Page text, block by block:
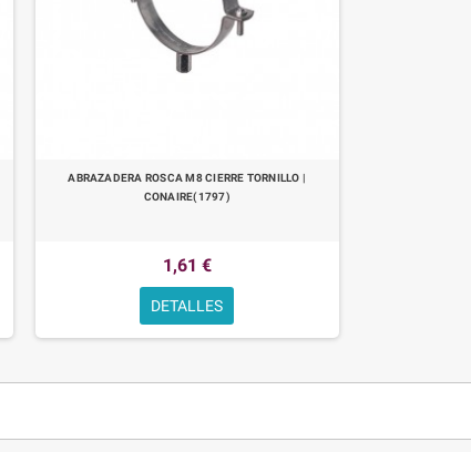
ABRAZADERA ROSCA M8 CIERRE TORNILLO |
CONAIRE(1797)
1,61 €
DETALLES